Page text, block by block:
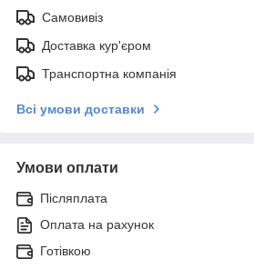
Самовивіз
Доставка кур'єром
Транспортна компанія
Всі умови доставки
Умови оплати
Післяплата
Оплата на рахунок
Готівкою